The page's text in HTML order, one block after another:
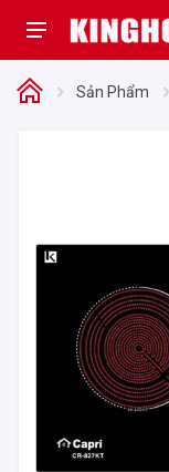
Sản Phẩm